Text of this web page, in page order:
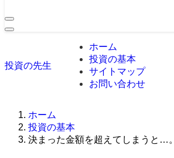
投資の先生
ホーム
投資の基本
サイトマップ
お問い合わせ
ホーム
投資の基本
決まった金額を超えてしまうと…。